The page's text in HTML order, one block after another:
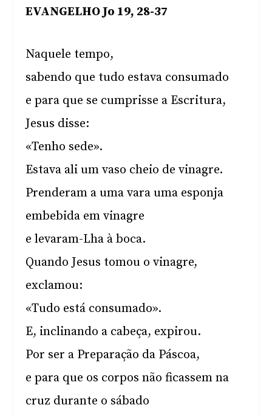
EVANGELHO Jo 19, 28-37
Naquele tempo,
sabendo que tudo estava consumado
e para que se cumprisse a Escritura,
Jesus disse:
«Tenho sede».
Estava ali um vaso cheio de vinagre.
Prenderam a uma vara uma esponja
embebida em vinagre
e levaram-Lha à boca.
Quando Jesus tomou o vinagre,
exclamou:
«Tudo está consumado».
E, inclinando a cabeça, expirou.
Por ser a Preparação da Páscoa,
e para que os corpos não ficassem na
cruz durante o sábado